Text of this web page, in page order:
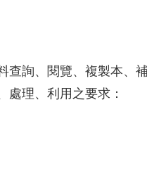
詢、閱覽、複製本、
理、利用之要求：